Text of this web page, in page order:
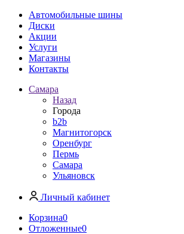
Автомобильные шины
Диски
Акции
Услуги
Магазины
Контакты
Самара
Назад
Города
b2b
Магнитогорск
Оренбург
Пермь
Самара
Ульяновск
Личный кабинет
Корзина0
Отложенные0